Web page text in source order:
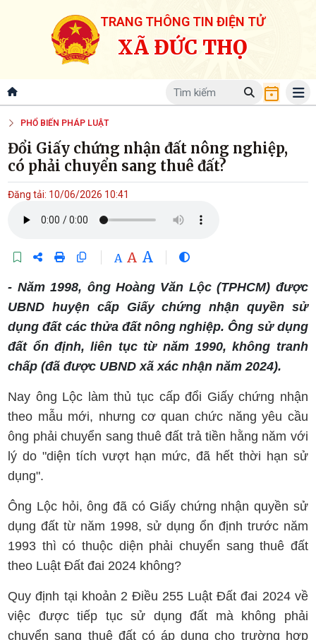
TRANG THÔNG TIN ĐIỆN TỬ
XÃ ĐỨC THỌ
PHỔ BIẾN PHÁP LUẬT
Đổi Giấy chứng nhận đất nông nghiệp,
có phải chuyển sang thuê đất?
Đăng tải: 10/06/2026 10:41
A A A
- Năm 1998, ông Hoàng Văn Lộc (TPHCM) được
UBND huyện cấp Giấy chứng nhận quyền sử
dụng đất các thửa đất nông nghiệp. Ông sử dụng
đất ổn định, liên tục từ năm 1990, không tranh
chấp (đã được UBND xã xác nhận năm 2024).
Nay ông Lộc làm thủ tục cấp đổi Giấy chứng nhận
theo mẫu mới, nhưng cơ quan chức năng yêu cầu
ông phải chuyển sang thuê đất trả tiền hằng năm với
lý do "diện tích vượt hạn mức, đã hết thời hạn sử
dụng".
Ông Lộc hỏi, ông đã có Giấy chứng nhận quyền sử
dụng đất từ năm 1998, sử dụng ổn định trước năm
1993 thì có thuộc diện phải chuyển sang thuê đất
theo Luật Đất đai 2024 không?
Quy định tại khoản 2 Điều 255 Luật Đất đai 2024 về
việc được tiếp tục sử dụng đất mà không phải
chuyển sang thuê đất có áp dụng cho trường hợp